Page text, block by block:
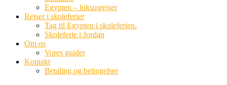
Egypten – luksusrejser
Rejser i skoleferier
Tag til Egypten i skoleferien.
Skoleferie i Jordan
Om os
Vores guider
Kontakt
Betaling og betingelser